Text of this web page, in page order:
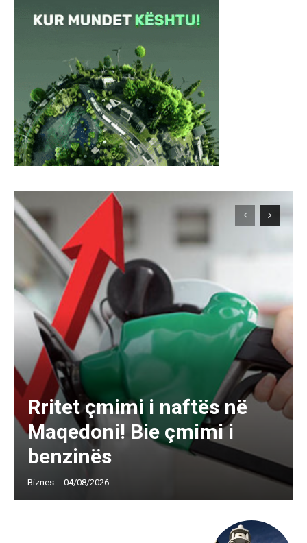
Rritet çmimi i naftës në
Maqedoni! Bie çmimi i
benzinës
Biznes - 04/08/2026